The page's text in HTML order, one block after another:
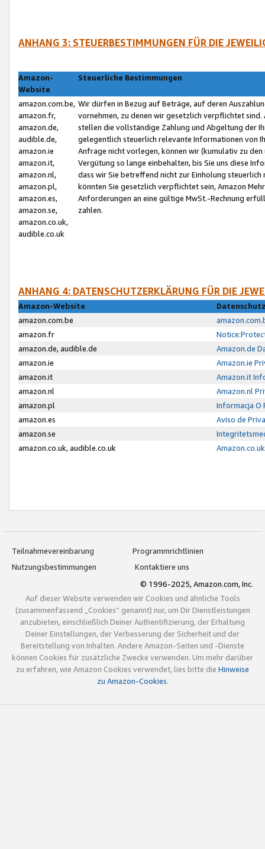
ANHANG 3: STEUERBESTIMMUNGEN FÜR DIE
Amazon-
Website
Steuerliche Bestimmungen
amazon.com.be,
amazon.fr,
amazon.de,
audible.de,
amazon.ie
amazon.it,
amazon.nl,
amazon.pl,
amazon.es,
amazon.se,
amazon.co.uk,
audible.co.uk
Wir dürfen in Bezug auf Beträge, auf deren
vornehmen, zu denen wir gesetzlich verpflichtet
stellen die vollständige Zahlung und Abgeltung der
gelegentlich steuerlich relevante Informationen von
Anfrage nicht vorlegen, können wir (kumulativ zu
Vergütung so lange einbehalten, bis Sie uns diese
dass wir Sie betreffend nicht zur Einholung
könnten Sie gesetzlich verpflichtet sein, Amazon
Anforderungen an eine gültige MwSt.-Rechnung
zahlen.
ANHANG 4: DATENSCHUTZERKLÄRUNG FÜR DIE
Amazon-Website
amazon.com.be
amazon.fr
amazon.de, audible.de
Amazon.de
amazon.ie
Amazon.ie
amazon.it
Amazon.it
amazon.nl
Amazon.nl
amazon.pl
Informacja O
amazon.es
Aviso de
amazon.se
amazon.co.uk, audible.co.uk
Teilnahmevereinbarung
Programmrichtlinien
Nutzungsbestimmungen
Kontaktiere uns
© 1996-2025, Amazon.com, Inc.
Auf dieser Website verwenden wir Cookies und ähnliche Tools
(zusammenfassend „Cookies“ genannt) nur, um Dir Dienstleistungen
anzubieten, einschließlich Deiner Authentifizierung, der Erhaltung
Deiner Einstellungen, der Verbesserung der Sicherheit und der
Bereitstellung von Inhalten. Andere Amazon-Seiten und -Dienste
können Cookies für zusätzliche Zwecke verwenden. Um mehr darüber
zu erfahren, wie Amazon Cookies verwendet, lies bitte die Hinweise
zu Amazon-Cookies.